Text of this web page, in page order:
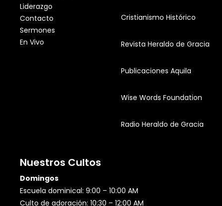
Liderazgo
Contacto
Sermones
En Vivo
Cristianismo Histórico
Revista Heraldo de Gracia
Publicaciones Aquila
Wise Words Foundation
Radio Heraldo de Gracia
Nuestros Cultos
Domingos
Escuela dominical: 9:00 – 10:00 AM
Culto de adoración: 10:30 – 12:00 AM